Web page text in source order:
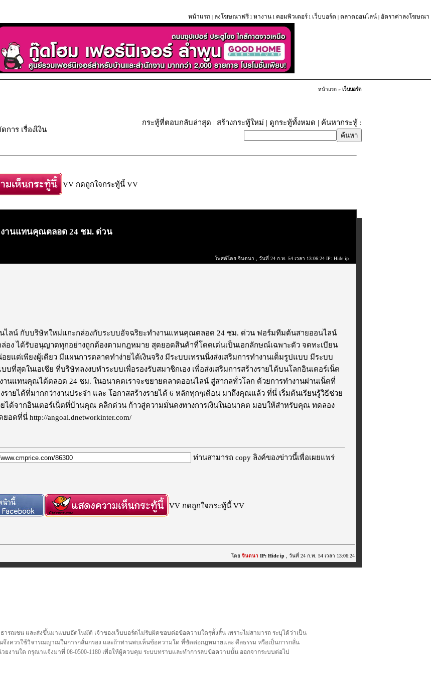
หน้าแรก | ลงโฆษณาฟรี l หางาน l คอมพิวเตอร์ l เว็บบอร์ด | ตลาดออนไลน์ | อัตราค่าลงโฆษณา
หน้าแรก » เว็บบอร์ด
การ เรื่องเิงิน
กระทู้ที่ตอบกลับล่าสุด | สร้างกระทู้ใหม่ | ดูกระทู้ทั้งหมด | ค้นหากระทู้ :
VV กดถูกใจกระทู้นี้ VV
งานแทนคุณตลอด 24 ชม. ด่วน
โพสต์โดย จินตนา , วันที่ 24 ก.พ. 54 เวลา 13:06:24 IP: Hide ip
ไลน์ กับบริษัทใหม่แกะกล่องกับระบบอัจฉริยะทำงานแทนคุณตลอด 24 ชม. ด่วน ฟอร์มทีมต้นสายออนไลน์
อง ได้รับอนุญาตทุกอย่างถูกต้องตามกฎหมาย สุดยอดสินค้าที่โดดเด่นเป็นเอกลักษณ์เฉพาะตัว จดทะเบียน
ยแต่เพียงผู้เดียว มีแผนการตลาดทำง่ายได้เงินจริง มีระบบเทรนนิ่งส่งเสริมการทำงานเต็มรูปแบบ มีระบบ
ที่สุดในเอเชีย ที่บริษัทลงงบทำระบบเพื่อรองรับสมาชิกเอง เพื่อส่งเสริมการสร้างรายได้บนโลกอินเตอร์เน็ต
านแทนคุณได้ตลอด 24 ชม. ในอนาคตเราจะขยายตลาดออนไลน์ สู่สากลทั่วโลก ด้วยการทำงานผ่านเน็ตที่
ายได้ที่มากกว่างานประจำ และ โอกาสสร้างรายได้ 6 หลักทุกๆเดือน มาถึงคุณแล้ว ที่นี่ เริ่มต้นเรียนรู้วิธีช่วย
ได้จากอินเตอร์เน็ตที่บ้านคุณ คลิกด่วน ก้าวสู่ความมั่นคงทางการเงินในอนาคต มอบให้สำหรับคุณ ทดลอง
อดที่นี่ http://angoal.dnetworkinter.com/
ท่านสามารถ copy ลิงค์ของข่าวนี้เพื่อเผยแพร่
VV กดถูกใจกระทู้นี้ VV
โดย จินตนา IP: Hide ip , วันที่ 24 ก.พ. 54 เวลา 13:06:24
ารณชน และส่งขึ้นมาแบบอัตโนมัติ เจ้าของเว็บบอร์ดไม่รับผิดชอบต่อข้อความใดๆทั้งสิ้น เพราะไม่สามารถ ระบุได้ว่าเป็น
จึงควรใช้วิจารณญาณในการกลั่นกรอง และถ้าท่านพบเห็นข้อความใด ที่ขัดต่อกฎหมายและ ศีลธรรม หรือเป็นการกลั่น
ยงานใด กรุณาแจ้งมาที่ 08-0500-1180 เพื่อให้ผู้ควบคุม ระบบทราบและทำการลบข้อความนั้น ออกจากระบบต่อไป